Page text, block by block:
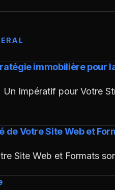
immobilière pour
Impératif pour Votre
de Votre Site Web et
Site Web et Formats